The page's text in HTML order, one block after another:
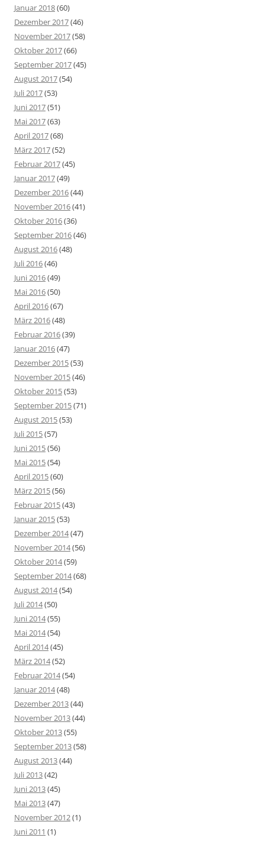
Januar 2018(60)
Dezember 2017(46)
November 2017(58)
Oktober 2017(66)
September 2017(45)
August 2017(54)
Juli 2017(53)
Juni 2017(51)
Mai 2017(63)
April 2017(68)
März 2017(52)
Februar 2017(45)
Januar 2017(49)
Dezember 2016(44)
November 2016(41)
Oktober 2016(36)
September 2016(46)
August 2016(48)
Juli 2016(46)
Juni 2016(49)
Mai 2016(50)
April 2016(67)
März 2016(48)
Februar 2016(39)
Januar 2016(47)
Dezember 2015(53)
November 2015(46)
Oktober 2015(53)
September 2015(71)
August 2015(53)
Juli 2015(57)
Juni 2015(56)
Mai 2015(54)
April 2015(60)
März 2015(56)
Februar 2015(43)
Januar 2015(53)
Dezember 2014(47)
November 2014(56)
Oktober 2014(59)
September 2014(68)
August 2014(54)
Juli 2014(50)
Juni 2014(55)
Mai 2014(54)
April 2014(45)
März 2014(52)
Februar 2014(54)
Januar 2014(48)
Dezember 2013(44)
November 2013(44)
Oktober 2013(55)
September 2013(58)
August 2013(44)
Juli 2013(42)
Juni 2013(45)
Mai 2013(47)
November 2012(1)
Juni 2011 (1)